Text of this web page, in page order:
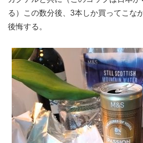
る）この数分後、3本しか買ってこな
後悔する。